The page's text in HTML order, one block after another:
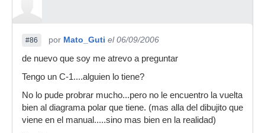
#86 por Mato_Guti el 06/09/2006
de nuevo que soy me atrevo a preguntar
Tengo un C-1....alguien lo tiene?
No lo pude probrar mucho...pero no le encuentro la vuelta
bien al diagrama polar que tiene. (mas alla del dibujito que
viene en el manual.....sino mas bien en la realidad)